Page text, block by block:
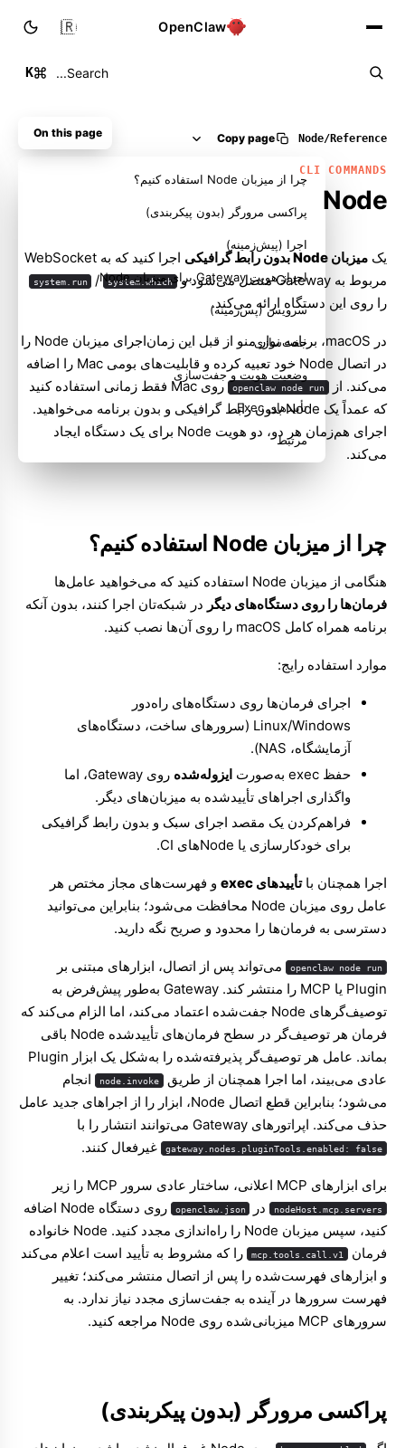
OpenClaw
Search...
K
🇮🇷
Reference
/
Node
Copy page
CLI COMMANDS
Node
یک میزبان Node بدون رابط گرافیکی
اجرا کنید که به WebSocket
مربوط به Gateway متصل می‌شود و
system.run / system.which
را روی این دستگاه ارائه می‌کند.
در macOS، برنامه نوار منو از قبل این زمان‌اجرای میزبان Node را
در اتصال Node خود تعبیه کرده و قابلیت‌های بومی Mac را اضافه
می‌کند. از
openclaw node run
روی Mac فقط زمانی استفاده کنید
که عمداً یک Node بدون رابط گرافیکی و بدون برنامه می‌خواهید.
اجرای هم‌زمان هر دو، دو هویت Node برای یک دستگاه ایجاد
می‌کند.
چرا از میزبان Node استفاده کنیم؟
هنگامی از میزبان Node استفاده کنید که می‌خواهید عامل‌ها
فرمان‌ها را روی دستگاه‌های دیگر در شبکه‌تان اجرا کنند، بدون آنکه
برنامه همراه کامل macOS را روی آن‌ها نصب کنید.
موارد استفاده رایج:
اجرای فرمان‌ها روی دستگاه‌های راه‌دور
Linux/Windows (سرورهای ساخت، دستگاه‌های
آزمایشگاه، NAS).
حفظ exec به‌صورت
ایزوله‌شده
روی Gateway، اما
واگذاری اجراهای تأییدشده به میزبان‌های دیگر.
فراهم‌کردن یک مقصد اجرای سبک و بدون رابط گرافیکی
برای خودکارسازی یا Nodeهای CI.
اجرا همچنان باتأییدهای exec
و فهرست‌های مجاز مختص هر
عامل روی میزبان Node محافظت می‌شود؛ بنابراین می‌توانید
دسترسی به فرمان‌ها را محدود و صریح نگه دارید.
openclaw node run می‌تواند پس از اتصال، ابزارهای مبتنی بر
Plugin یا MCP را منتشر کند. Gateway به‌طور پیش‌فرض به
توصیف‌گرهای Node جفت‌شده اعتماد می‌کند، اما الزام می‌کند که
فرمان هر توصیف‌گر در سطح فرمان‌های تأییدشده Node باقی
بماند. عامل هر توصیف‌گر پذیرفته‌شده را به‌شکل یک ابزار Plugin
عادی می‌بیند، اما اجرا همچنان از طریق
node.invoke انجام
می‌شود؛ بنابراین قطع اتصال Node، ابزار را از اجراهای جدید عامل
حذف می‌کند. اپراتورهای Gateway می‌توانند انتشار را با
gateway.nodes.pluginTools.enabled: false غیرفعال کنند.
برای ابزارهای MCP اعلانی، ساختار عادی سرور MCP را زیر
nodeHost.mcp.servers در openclaw.json
روی دستگاه Node اضافه
کنید، سپس میزبان Node را راه‌اندازی مجدد کنید. Node خانواده
فرمان
mcp.tools.call.v1 را که مشروط به تأیید است اعلام می‌کند
و ابزارهای فهرست‌شده را پس از اتصال منتشر می‌کند؛ تغییر
فهرست سرورها در آینده به جفت‌سازی مجدد نیاز ندارد. به
سرورهای MCP میزبانی‌شده روی Node
مراجعه کنید.
پراکسی مرورگر (بدون پیکربندی)
On this page
چرا از میزبان Node استفاده کنیم؟
پراکسی مرورگر (بدون پیکربندی)
اجرا (پیش‌زمینه)
احراز هویت Gateway برای میزبان Node
سرویس (پس‌زمینه)
جفت‌سازی
وضعیت هویت و جفت‌سازی
تأییدهای Exec
مرتبط